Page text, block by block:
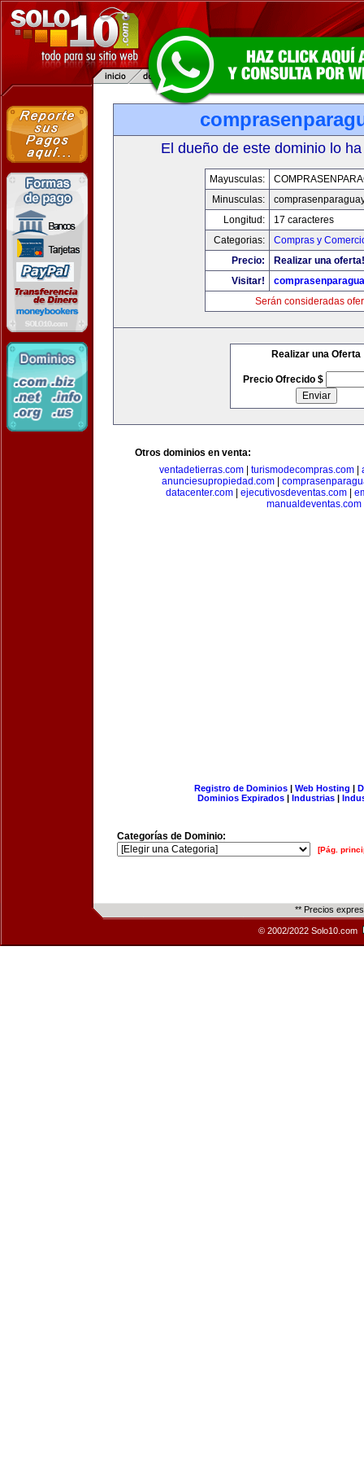
El dueño de este dominio lo
Mayusculas:
Minusculas:
Longitud:
17 caracteres
Categorias:
Compras y
Precio:
Realizar una oferta!
Visitar!
Serán consideradas
Realizar una Oferta
Precio Ofrecido $
Otros dominios en venta:
ventadetierras.com
turismodecompras.com
anunciesupropiedad.com|
datacenter.com
ejecutivosdeventas.com
manualdeventas.com
Registro de Dominios| Web Hosting |
Dominios Expirados | Industrias |
Categorías de Dominio:
[Pág.
** Precios
© 2002/2022 Solo10.com